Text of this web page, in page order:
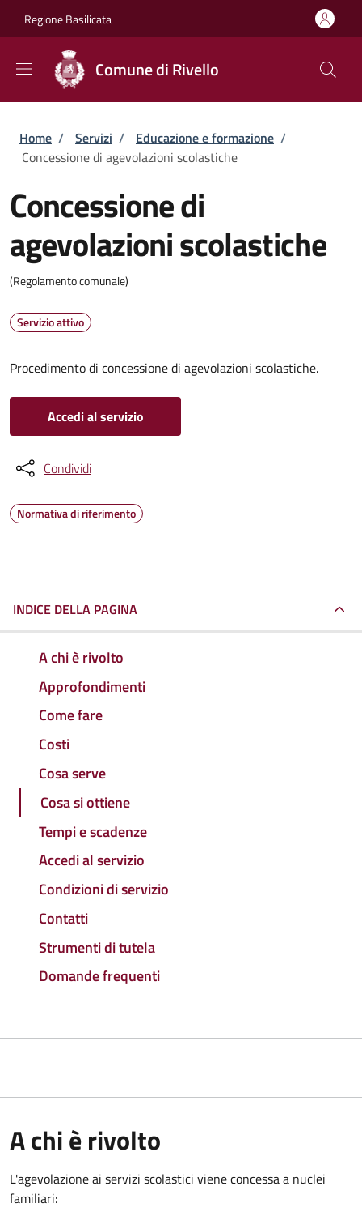
Regione Basilicata
Comune di Rivello
Briciole di pane
Home / Servizi / Educazione e formazione /
Concessione di agevolazioni scolastiche
Concessione di
agevolazioni scolastiche
(Regolamento comunale)
Servizio attivo
Procedimento di concessione di agevolazioni scolastiche.
Accedi al servizio
Condividi
Normativa di riferimento
INDICE DELLA PAGINA
A chi è rivolto
Approfondimenti
Come fare
Costi
Cosa serve
Cosa si ottiene
Tempi e scadenze
Accedi al servizio
Condizioni di servizio
Contatti
Strumenti di tutela
Domande frequenti
A chi è rivolto
L'agevolazione ai servizi scolastici viene concessa a nuclei
familiari: